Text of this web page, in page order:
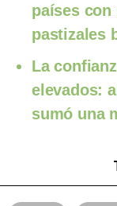
países
pastizales
La
elevados:
sumó una